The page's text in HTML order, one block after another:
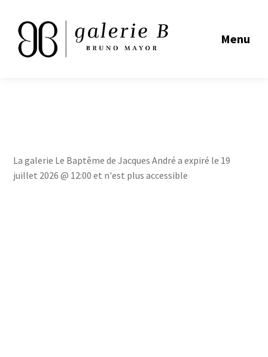
Menu
La galerie Le Baptême de Jacques André a expiré le 19
juillet 2026 @ 12:00 et n'est plus accessible